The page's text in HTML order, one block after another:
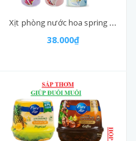
Xịt phòng nước hoa spring SCC chai 255ml
38.000₫